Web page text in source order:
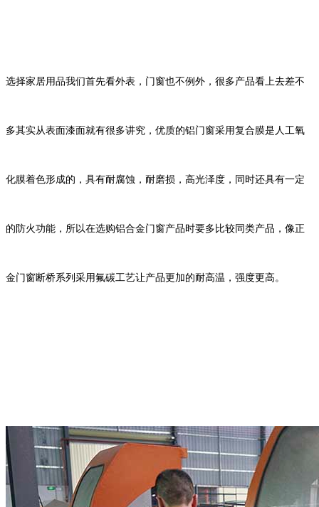
选择家居用品我们首先看外表，门窗也不例外，很多产品看上去差不
多其实从表面漆面就有很多讲究，优质的铝门窗采用复合膜是人工氧
化膜着色形成的，具有耐腐蚀，耐磨损，高光泽度，同时还具有一定
的防火功能，所以在选购铝合金门窗产品时要多比较同类产品 ， 像正
金门窗断桥系列采用氟碳工艺让产品更加的耐高温，强度更高。